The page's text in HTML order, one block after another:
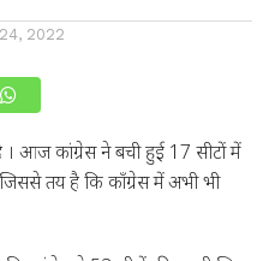
2022
। आज कांग्रेस ने बची हुई 17 सीटों में
तय है कि काँग्रेस में अभी भी